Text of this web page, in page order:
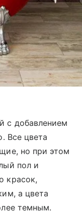
с добавлением
Все цвета
но при этом
пол и
красок,
а цвета
темным.